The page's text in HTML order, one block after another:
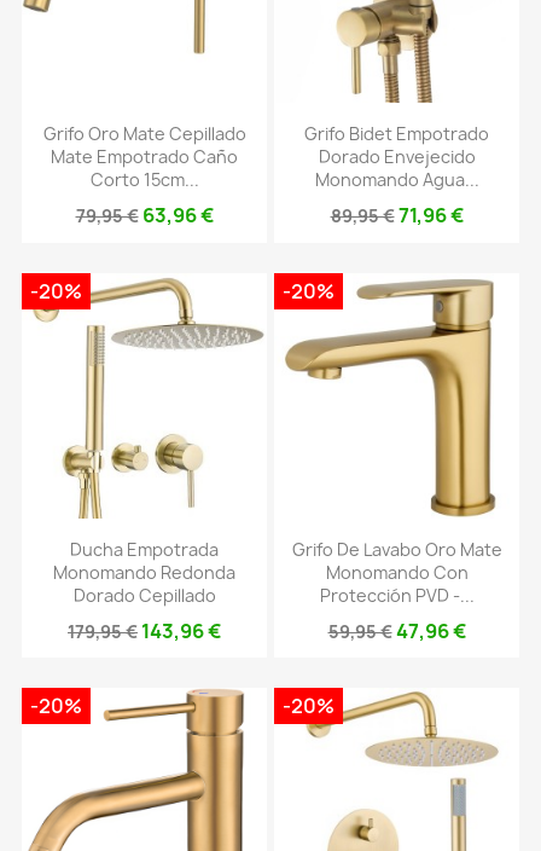
Grifo Oro Mate Cepillado
Mate Empotrado Caño
Corto 15cm...
79,95 € 63,96 €
Grifo Bidet Empotrado
Dorado Envejecido
Monomando Agua...
89,95 €71,96 €
Ducha Empotrada
Monomando Redonda
Dorado Cepillado
179,95 € 143,96 €
-20%
Grifo De Lavabo Oro Mate
Monomando Con
Protección PVD -...
59,95 €47,96 €
-20%
-20% -20%